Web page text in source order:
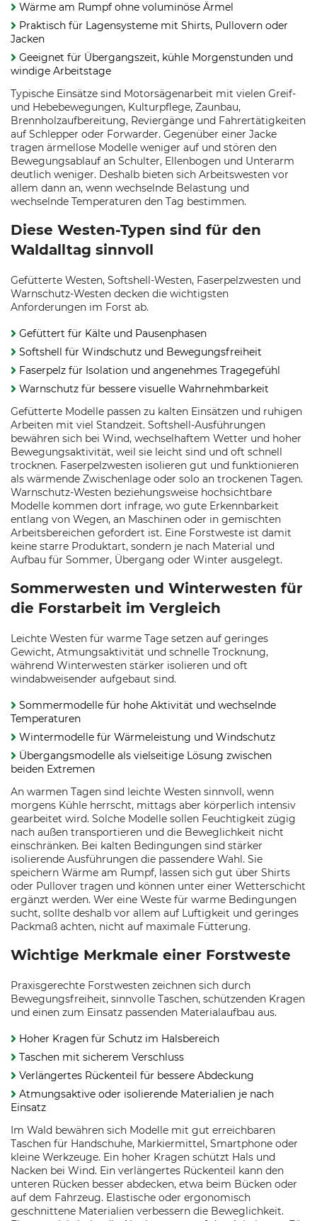
Wärme am Rumpf ohne voluminöse Ärmel
Praktisch für Lagensysteme mit Shirts, Pullovern oder
Jacken
Geeignet für Übergangszeit, kühle Morgenstunden und
windige Arbeitstage
Typische Einsätze sind Motorsägenarbeit mit vielen Greif-
und Hebebewegungen, Kulturpflege, Zaunbau,
Brennholzaufbereitung, Reviergänge und Fahrertätigkeiten
auf Schlepper oder Forwarder. Gegenüber einer Jacke
tragen ärmellose Modelle weniger auf und stören den
Bewegungsablauf an Schulter, Ellenbogen und Unterarm
deutlich weniger. Deshalb bieten sich Arbeitswesten vor
allem dann an, wenn wechselnde Belastung und
wechselnde Temperaturen den Tag bestimmen.
Diese Westen-Typen sind für den
Waldalltag sinnvoll
Gefütterte Westen, Softshell-Westen, Faserpelzwesten und
Warnschutz-Westen decken die wichtigsten
Anforderungen im Forst ab.
Gefüttert für Kälte und Pausenphasen
Softshell für Windschutz und Bewegungsfreiheit
Faserpelz für Isolation und angenehmes Tragegefühl
Warnschutz für bessere visuelle Wahrnehmbarkeit
Gefütterte Modelle passen zu kalten Einsätzen und ruhigen
Arbeiten mit viel Standzeit. Softshell-Ausführungen
bewähren sich bei Wind, wechselhaftem Wetter und hoher
Bewegungsaktivität, weil sie leicht sind und oft schnell
trocknen. Faserpelzwesten isolieren gut und funktionieren
als wärmende Zwischenlage oder solo an trockenen Tagen.
Warnschutz-Westen beziehungsweise hochsichtbare
Modelle kommen dort infrage, wo gute Erkennbarkeit
entlang von Wegen, an Maschinen oder in gemischten
Arbeitsbereichen gefordert ist. Eine Forstweste ist damit
keine starre Produktart, sondern je nach Material und
Aufbau für Sommer, Übergang oder Winter ausgelegt.
Sommerwesten und Winterwesten für
die Forstarbeit im Vergleich
Leichte Westen für warme Tage setzen auf geringes
Gewicht, Atmungsaktivität und schnelle Trocknung,
während Winterwesten stärker isolieren und oft
windabweisender aufgebaut sind.
Sommermodelle für hohe Aktivität und wechselnde
Temperaturen
Wintermodelle für Wärmeleistung und Windschutz
Übergangsmodelle als vielseitige Lösung zwischen
beiden Extremen
An warmen Tagen sind leichte Westen sinnvoll, wenn
morgens Kühle herrscht, mittags aber körperlich intensiv
gearbeitet wird. Solche Modelle sollen Feuchtigkeit zügig
nach außen transportieren und die Beweglichkeit nicht
einschränken. Bei kalten Bedingungen sind stärker
isolierende Ausführungen die passendere Wahl. Sie
speichern Wärme am Rumpf, lassen sich gut über Shirts
oder Pullover tragen und können unter einer Wetterschicht
ergänzt werden. Wer eine Weste für warme Bedingungen
sucht, sollte deshalb vor allem auf Luftigkeit und geringes
Packmaß achten, nicht auf maximale Fütterung.
Wichtige Merkmale einer Forstweste
Praxisgerechte Forstwesten zeichnen sich durch
Bewegungsfreiheit, sinnvolle Taschen, schützenden Kragen
und einen zum Einsatz passenden Materialaufbau aus.
Hoher Kragen für Schutz im Halsbereich
Taschen mit sicherem Verschluss
Verlängertes Rückenteil für bessere Abdeckung
Atmungsaktive oder isolierende Materialien je nach
Einsatz
Im Wald bewähren sich Modelle mit gut erreichbaren
Taschen für Handschuhe, Markiermittel, Smartphone oder
kleine Werkzeuge. Ein hoher Kragen schützt Hals und
Nacken bei Wind. Ein verlängertes Rückenteil kann den
unteren Rücken besser abdecken, etwa beim Bücken oder
auf dem Fahrzeug. Elastische oder ergonomisch
geschnittene Materialien verbessern die Beweglichkeit.